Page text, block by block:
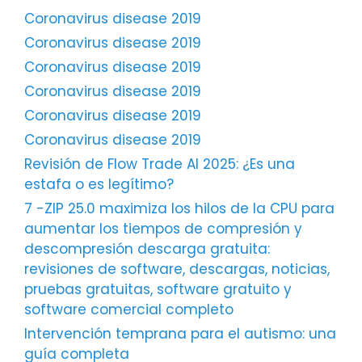
Coronavirus disease 2019
Coronavirus disease 2019
Coronavirus disease 2019
Coronavirus disease 2019
Coronavirus disease 2019
Coronavirus disease 2019
Revisión de Flow Trade AI 2025: ¿Es una
estafa o es legítimo?
7 -ZIP 25.0 maximiza los hilos de la CPU para
aumentar los tiempos de compresión y
descompresión descarga gratuita:
revisiones de software, descargas, noticias,
pruebas gratuitas, software gratuito y
software comercial completo
Intervención temprana para el autismo: una
guía completa